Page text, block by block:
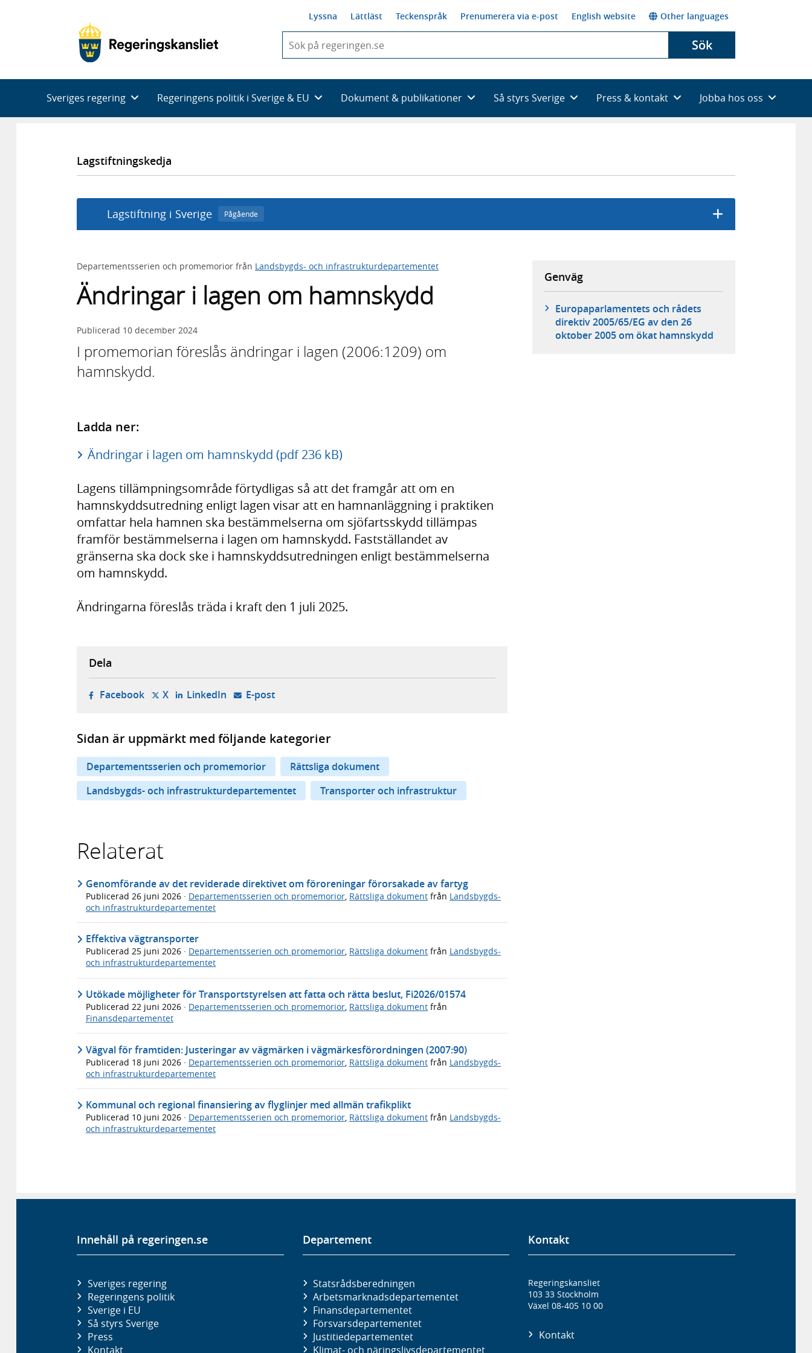
Lyssna Lättläst Teckenspråk Prenumerera via e-post English website Other languages
du
skriva
framträder
en
Sök
Sveriges regering Regeringens politik i Sverige & EU Dokument & publikationer Så styrs Sverige Press & kontakt Jobba hos oss
Lagstiftningskedja
Lagstiftning i Sverige Pågående
Departementsserien och promemorior från Landsbygds- och infrastrukturdepartementet
Ändringar i lagen om hamnskydd
Publicerad 10 december 2024
I promemorian föreslås ändringar i lagen (2006:1209) om
hamnskydd.
Ladda ner:
Ändringar i lagen om hamnskydd (pdf 236 kB)
Lagens tillämpningsområde förtydligas så att det framgår att om en
hamnskyddsutredning enligt lagen visar att en hamnanläggning i praktiken
omfattar hela hamnen ska bestämmelserna om sjöfartsskydd tillämpas
framför bestämmelserna i lagen om hamnskydd. Fastställandet av
gränserna ska dock ske i hamnskyddsutredningen enligt bestämmelserna
om hamnskydd.
Ändringarna föreslås träda i kraft den 1 juli 2025.
Genväg
Europaparlamentets och rådets
direktiv 2005/65/EG av den 26
oktober 2005 om ökat hamnskydd
Dela
Facebook- öppnas i ny flik, extern webbplats,
X- öppnas i ny flik, extern webbplats,
LinkedIn- öppnas i ny flik, extern webbplats,
E-post- öppnar din e-postklient,
Sidan är uppmärkt med följande kategorier
Departementsserien och promemorior
Rättsliga dokument
Landsbygds- och infrastrukturdepartementet
Transporter och infrastruktur
Relaterat
Genomförande av det reviderade direktivet om föroreningar förorsakade av fartyg
Publicerad 26 juni 2026 · Departementsserien och promemorior Rättsliga dokument från Landsbygds-
och infrastrukturdepartementet
Effektiva vägtransporter
Publicerad 25 juni 2026 · Departementsserien och promemorior, Rättsliga dokument från Landsbygds-
och infrastrukturdepartementet
Utökade möjligheter för Transportstyrelsen att fatta och rätta beslut, Fi2026/01574
Publicerad 22 juni 2026 · Departementsserien och promemorior, Rättsliga dokument från
Finansdepartementet
Vägval för framtiden: Justeringar av vägmärken i vägmärkesförordningen (2007:90)
Publicerad 18 juni 2026 · Departementsserien och promemorior Rättsliga dokument från Landsbygds-
och infrastrukturdepartementet
Kommunal och regional finansiering av flyglinjer med allmän trafikplikt
Publicerad 10 juni 2026 · Departementsserien och promemorior, Rättsliga dokument från Landsbygds-
och infrastrukturdepartementet
Innehåll på regeringen.se
Sveriges regering
Regeringens politik
Sverige i EU
Så styrs Sverige
Press
Kontakt
Departement
Statsrådsberedningen
Arbetsmarknads­departementet
Finans­departementet
Försvars­departementet
Justitie­departementet
Klimat- och näringslivs­departementet
Kontakt
Regeringskansliet
103 33 Stockholm
Växel 08-405 10 00
Kontakt